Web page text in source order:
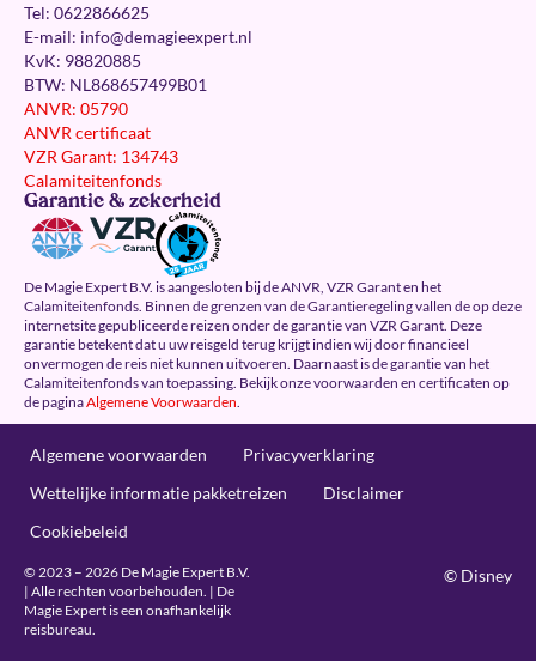
Tel: 0622866625
E-mail: info@demagieexpert.nl
KvK: 98820885
BTW: NL868657499B01
ANVR: 05790
ANVR certificaat
VZR Garant: 134743
Calamiteitenfonds
Garantie & zekerheid
De Magie Expert B.V. is aangesloten bij de ANVR, VZR Garant en het
Calamiteitenfonds. Binnen de grenzen van de Garantieregeling vallen de op deze
internetsite gepubliceerde reizen onder de garantie van VZR Garant. Deze
garantie betekent dat u uw reisgeld terug krijgt indien wij door financieel
onvermogen de reis niet kunnen uitvoeren. Daarnaast is de garantie van het
Calamiteitenfonds van toepassing. Bekijk onze voorwaarden en certificaten op
de paginaAlgemene Voorwaarden.
Algemene voorwaarden
Privacyverklaring
Wettelijke informatie pakketreizen
Disclaimer
Cookiebeleid
© 2023 – 2026 De Magie Expert B.V.
| Alle rechten voorbehouden. | De
Magie Expert is een onafhankelijk
reisbureau.
© Disney